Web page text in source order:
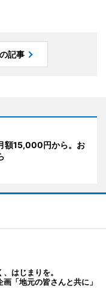
記事
額15,000円から。お
はじまりを。
「地元の皆さんと共に」